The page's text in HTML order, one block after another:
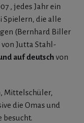
, jedes Jahr ein
Spielern, die alle
(Bernhard Biller
Jutta Stahl-
auf deutsch von
Mittelschüler,
die Omas und
besucht.